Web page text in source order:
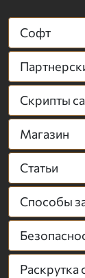
Софт
Скрипты
Магазин
Статьи
Способы
Раскрутка